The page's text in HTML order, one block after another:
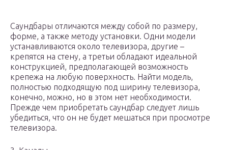
Саундбары отличаются между собой по размеру,
форме, а также методу установки. Одни модели
устанавливаются около телевизора, другие –
крепятся на стену, а третьи обладают идеальной
конструкцией, предполагающей возможность
крепежа на любую поверхность. Найти модель,
полностью подходящую под ширину телевизора,
конечно, можно, но в этом нет необходимости.
Прежде чем приобретать саундбар следует лишь
убедиться, что он не будет мешаться при просмотре
телевизора.